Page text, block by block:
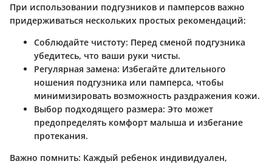
При использовании подгузников и памперсов важно
придерживаться нескольких простых рекомендаций:
Соблюдайте чистоту: Перед сменой подгузника
убедитесь, что ваши руки чисты.
Регулярная замена: Избегайте длительного
ношения подгузника или памперса, чтобы
минимизировать возможность раздражения кожи.
Выбор подходящего размера: Это может
предопределять комфорт малыша и избегание
протекания.
Важно помнить: Каждый ребенок индивидуален,